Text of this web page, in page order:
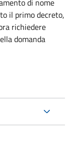
il primo decreto,
richiedere
domanda